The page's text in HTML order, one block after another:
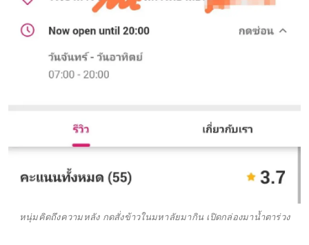
หนุ่มคิดถึงความหลัง กดสั่งข้าวในมหาลัยมากิน เปิดกล่องมาน้ำตาร่วง